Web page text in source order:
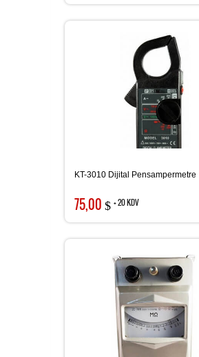
KT-3010 Dijital Pensampermetre
75,00 $ + 20 KDV